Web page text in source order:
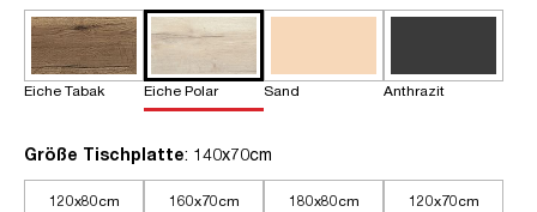
Eiche Tabak Eiche Polar Sand Anthrazit
Größe Tischplatteauswählen
: 140x70cm
120x80cm 160x70cm 180x80cm 120x70cm